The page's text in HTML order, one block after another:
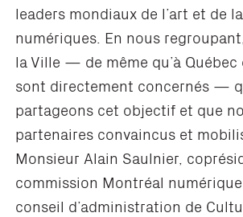
leaders mondiaux de l’art et de
numériques. En nous
la Ville — de même qu’à
sont directement concernés —
partageons cet objectif et que
partenaires convaincus et
Monsieur Alain Saulnier,
commission Montréal
conseil d’administration de